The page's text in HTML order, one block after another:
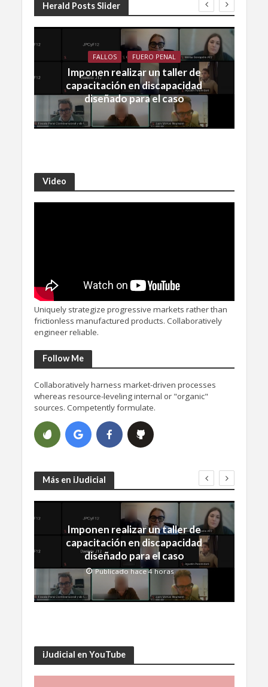
Herald Posts Slider
FALLOS FUERO PENAL
Imponen realizar un taller de
capacitación en discapacidad
diseñado para el caso
Video
Uniquely strategize progressive markets rather than
frictionless manufactured products. Collaboratively
engineer reliable.
Follow Me
Collaboratively harness market-driven processes
whereas resource-leveling internal or "organic"
sources. Competently formulate.
Más en iJudicial
Imponen realizar un taller de
capacitación en discapacidad
diseñado para el caso
Publicado hace 4 horas
iJudicial en YouTube